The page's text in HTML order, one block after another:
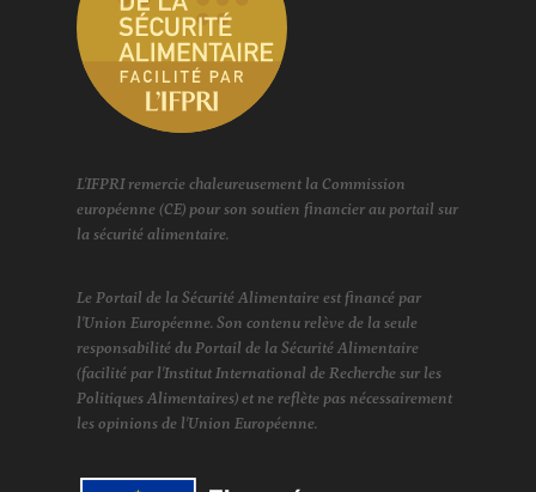
L'IFPRI remercie chaleureusement la Commission
européenne (CE) pour son soutien financier au portail sur
la sécurité alimentaire.
Le Portail de la Sécurité Alimentaire est financé par
l'Union Européenne. Son contenu relève de la seule
responsabilité du Portail de la Sécurité Alimentaire
(facilité par l'Institut International de Recherche sur les
Politiques Alimentaires) et ne reflète pas nécessairement
les opinions de l'Union Européenne.